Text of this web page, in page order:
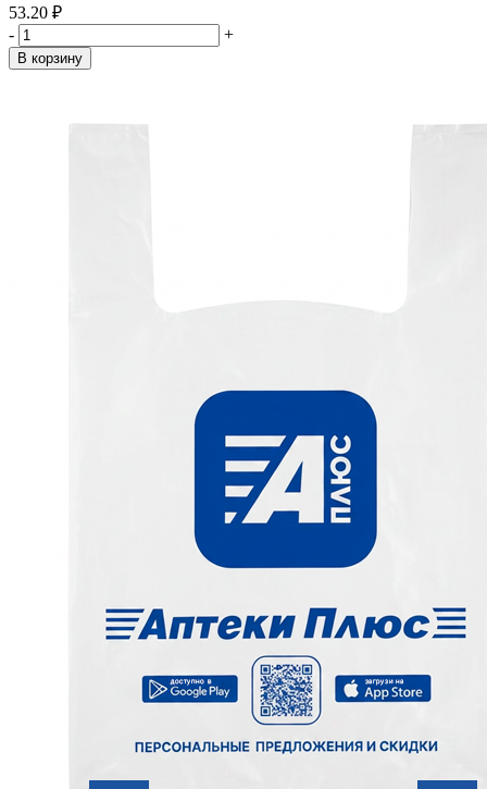
53.20 ₽
-
+
В корзину